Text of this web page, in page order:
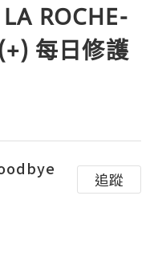
ROCHE-
每日修護
追蹤